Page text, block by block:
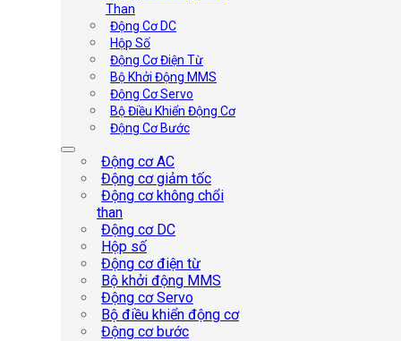
Than
Động Cơ DC
Hộp Số
Động Cơ Điện Từ
Bộ Khởi Động MMS
Động Cơ Servo
Bộ Điều Khiển Động Cơ
Động Cơ Bước
Động cơ AC
Động cơ giảm tốc
Động cơ không chổi
than
Động cơ DC
Hộp số
Động cơ điện từ
Bộ khởi động MMS
Động cơ Servo
Bộ điều khiển động cơ
Động cơ bước